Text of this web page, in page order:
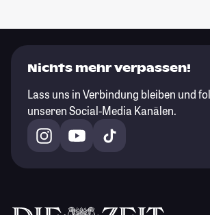
Nichts mehr verpassen!
Lass uns in Verbindung bleiben und
unseren Social-Media Kanälen.